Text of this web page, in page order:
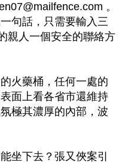
。
句話，只需要輸入三
親人一個安全的聯絡方
火藥桶，任何一處的
面上看各省市還維持
極其濃厚的內部，波
坐下去？張又俠案引